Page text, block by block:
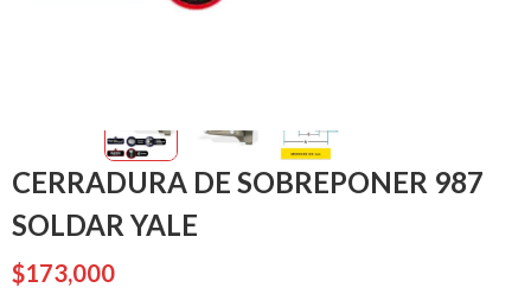
CERRADURA DE SOBREPONER 987
SOLDAR YALE
$173,000